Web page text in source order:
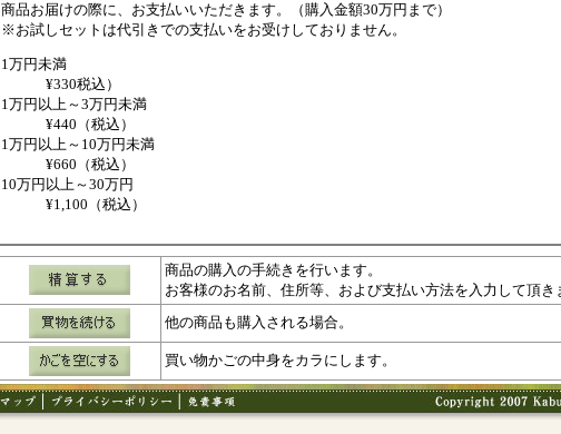
商品お届けの際に、お支払いいただきます。（購入金額30万円まで）
※お試しセットは代引きでの支払いをお受けしておりません。
1万円未満
¥330税込）
1万円以上～3万円未満
¥440（税込）
1万円以上～10万円未満
¥660（税込）
10万円以上～30万円
¥1,100（税込）
商品の購入の手続きを行います。
お客様のお名前、住所等、および支払い方法を入力して頂き
他の商品も購入される場合。
買い物かごの中身をカラにします。